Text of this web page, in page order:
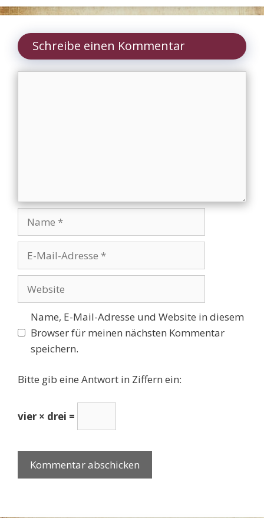
Schreibe einen Kommentar
Adresse
Name, E-Mail-Adresse und Website in diesem
Browser für meinen nächsten Kommentar
speichern.
Bitte gib eine Antwort in Ziffern ein:
vier × drei =